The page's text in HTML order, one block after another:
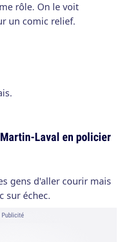
rôle. On le voit
un comic relief.
Laval en policier
gens d'aller courir mais
sur échec.
Publicité